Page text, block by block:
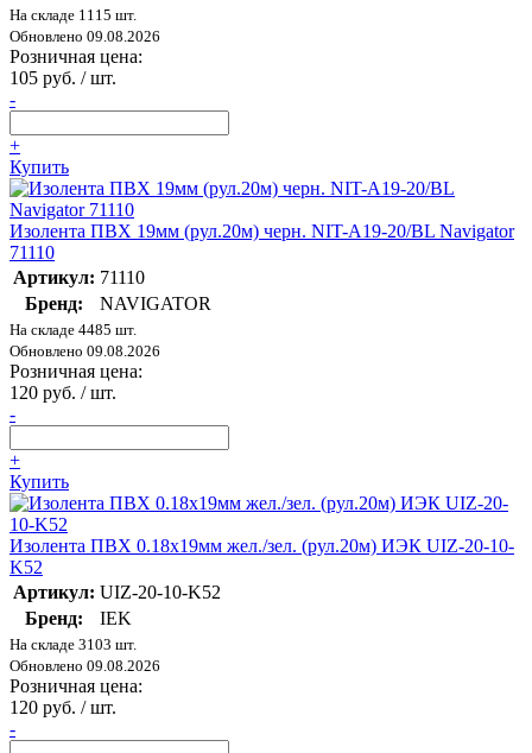
На складе 1115 шт.
Обновлено 09.08.2026
Розничная цена:
105 руб. / шт.
-
+
Купить
Изолента ПВХ 19мм (рул.20м) черн. NIT-A19-20/BL Navigator
71110
Артикул: 71110
Бренд:
NAVIGATOR
На складе 4485 шт.
Обновлено 09.08.2026
Розничная цена:
120 руб. / шт.
-
+
Купить
Изолента ПВХ 0.18х19мм жел./зел. (рул.20м) ИЭК UIZ-20-10-
K52
Артикул: UIZ-20-10-K52
Бренд:
IEK
На складе 3103 шт.
Обновлено 09.08.2026
Розничная цена:
120 руб. / шт.
-